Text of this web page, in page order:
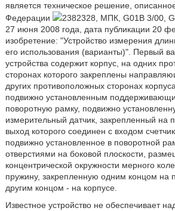
является техническое решение,
Федерации
2382328, МПК, G01B 3/00,
27 июня 2008 года, дата публикации 20
изобретение: "Устройство измерения
его использования (варианты)". Первый
устройства содержит корпус, на одних
сторонах которого закреплены
других противоположных сторонах
подвижно установленным
поворотную рамку, подвижно
измерительный датчик, закрепленный на
выход которого соединен с входом
подвижно установленное в поворотной
отверстиями на боковой плоскости,
концентрической окружности мерного
пружину, закрепленную одним концом на
другим концом - на корпусе.
Известное устройство не обеспечивает